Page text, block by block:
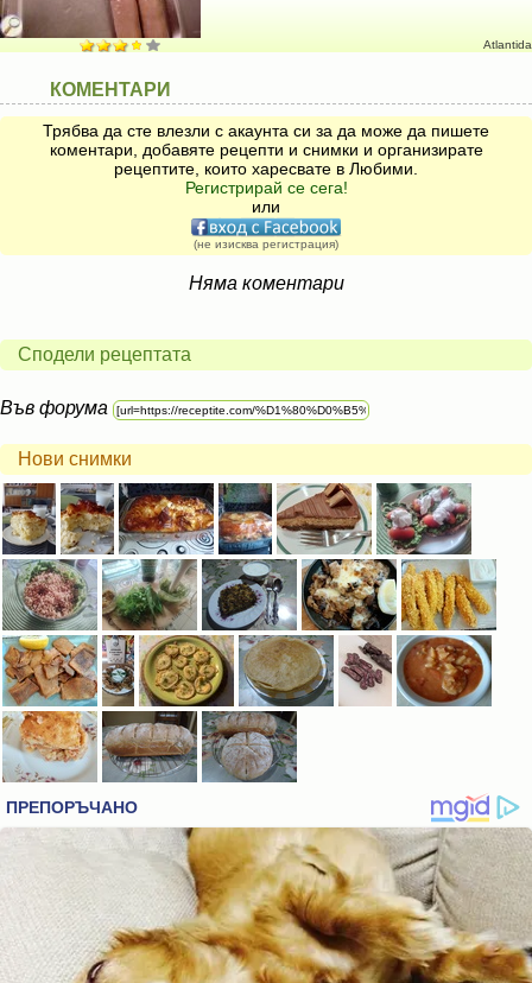
Atlantida
КОМЕНТАРИ
Трябва да сте влезли с акаунта си за да може да пишете
коментари, добавяте рецепти и снимки и организирате
рецептите, които харесвате в Любими.
Регистрирай се сега!
или
(не изисква регистрация)
Няма коментари
Сподели рецептата
Във форума
Нови снимки